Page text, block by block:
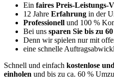
Ein faires Preis-Leistungs-
12 Jahre Erfahrung in der
Professionell und 100 %
Bei uns sparen Sie bis zu
Denn wir spielen nur mit
eine schnelle
Schnell und einfach kostenlose
einholen und bis zu ca. 60 %